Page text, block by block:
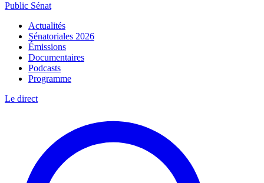
Public Sénat
Actualités
Sénatoriales 2026
Émissions
Documentaires
Podcasts
Programme
Le direct